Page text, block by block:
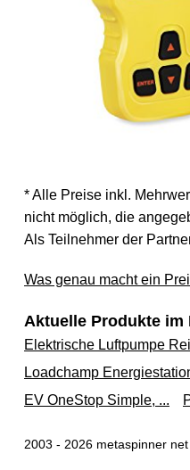
* Alle Preise inkl.
nicht möglich, die
Als Teilnehmer der
Was genau macht ein
Aktuelle Produkte im
Elektrische Luftpumpe
Loadchamp
EV OneStop Simple, ...
2003 - 2026 metaspinner